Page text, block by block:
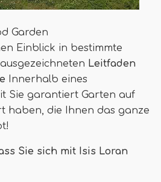
Garden
Einblick in bestimmte
Leitfaden
Innerhalb eines
Sie garantiert Garten auf
haben, die Ihnen das ganze
Sie sich mit Isis Loran